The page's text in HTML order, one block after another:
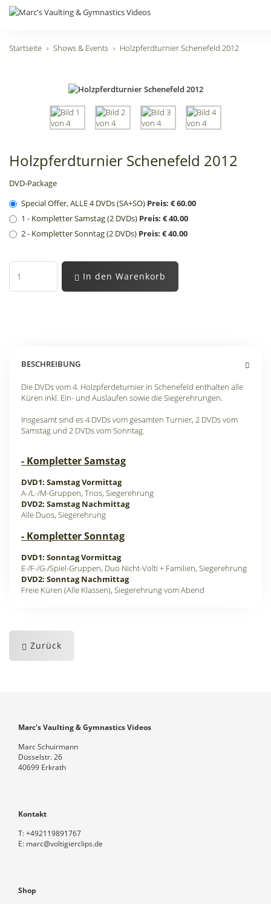
Startseite Shows & Events Holzpferdturnier Schenefeld 2012
Holzpferdturnier Schenefeld 2012
DVD-Package
Special Offer, ALLE 4 DVDs (SA+SO) Preis: € 60.00
1 - Kompletter Samstag (2 DVDs) Preis: € 40.00
2 - Kompletter Sonntag (2 DVDs) Preis: € 40.00
In den Warenkorb
BESCHREIBUNG
Die DVDs vom 4. Holzpferdeturnier in Schenefeld enthalten alle
Küren inkl. Ein- und Auslaufen sowie die Siegerehrungen.
Insgesamt sind es 4 DVDs vom gesamten Turnier, 2 DVDs vom
Samstag und 2 DVDs vom Sonntag.
- Kompletter Samstag
DVD1: Samstag Vormittag
A-/L-/M-Gruppen, Trios, Siegerehrung
DVD2: Samstag Nachmittag
Alle Duos, Siegerehrung
- Kompletter Sonntag
DVD1: Sonntag Vormittag
E-/F-/G-/Spiel-Gruppen, Duo Nicht-Volti + Familien, Siegerehrung
DVD2: Sonntag Nachmittag
Freie Küren (Alle Klassen), Siegerehrung vom Abend
Zurück
Marc's Vaulting & Gymnastics Videos
Marc Schuirmann
Düsselstr. 26
40699 Erkrath
Kontakt
T:+492119891767
E: marc@voltigierclips.de
Shop